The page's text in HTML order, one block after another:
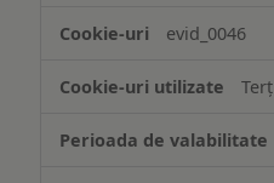
evid_0046
Terț